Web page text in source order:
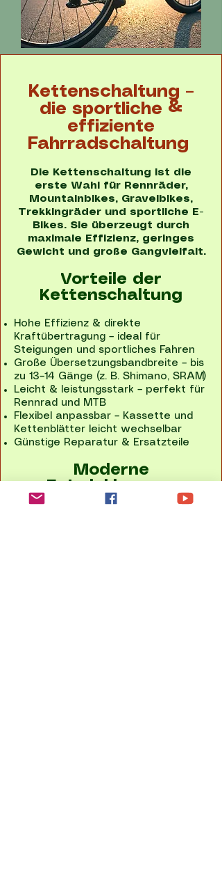
Kettenschaltung –
die sportliche &
effiziente
Fahrradschaltung
Die Kettenschaltung ist die
erste Wahl für Rennräder,
Mountainbikes, Gravelbikes,
Trekkingräder und sportliche E-
Bikes. Sie überzeugt durch
maximale Effizienz, geringes
Gewicht und große Gangvielfalt.
Vorteile der
Kettenschaltung
Hohe Effizienz & direkte
Kraftübertragung – ideal für
Steigungen und sportliches Fahren
Große Übersetzungsbandbreite – bis
zu 13–14 Gänge (z. B. Shimano, SRAM)
Leicht & leistungsstark – perfekt für
Rennrad und MTB
Flexibel anpassbar – Kassette und
Kettenblätter leicht wechselbar
Günstige Reparatur & Ersatzteile
Moderne